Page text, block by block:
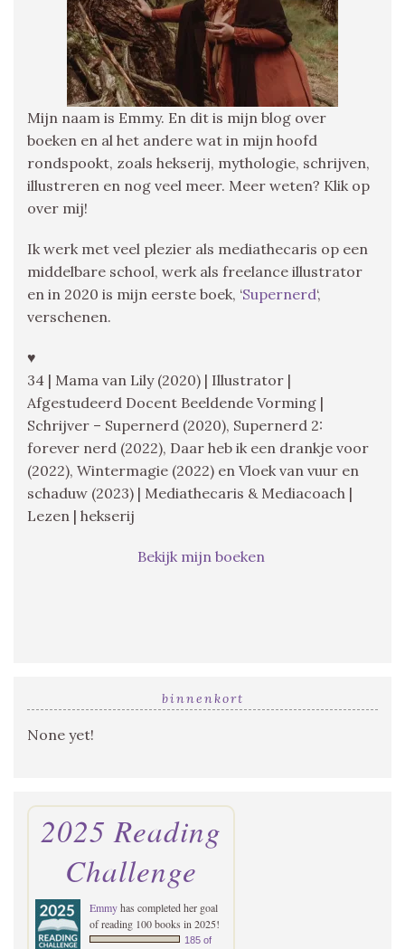
Mijn naam is Emmy. En dit is mijn blog over
boeken en al het andere wat in mijn hoofd
rondspookt, zoals hekserij, mythologie, schrijven,
illustreren en nog veel meer. Meer weten? Klik op
over mij!
Ik werk met veel plezier als mediathecaris op een
middelbare school, werk als freelance illustrator
en in 2020 is mijn eerste boek, ‘Supernerd‘,
verschenen.
♥
34 | Mama van Lily (2020) | Illustrator |
Afgestudeerd Docent Beeldende Vorming |
Schrijver – Supernerd (2020), Supernerd 2:
forever nerd (2022), Daar heb ik een drankje voor
(2022), Wintermagie (2022) en Vloek van vuur en
schaduw (2023) | Mediathecaris & Mediacoach |
Lezen | hekserij
Bekijk mijn boeken
binnenkort
None yet!
2025 Reading
Challenge
Emmyhas completed her goal
of reading 100 books in 2025!
185 of